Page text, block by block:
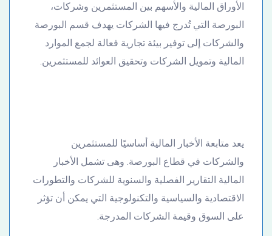
الأوراق المالية والأسهم بين المستثمرين وشركات،
البورصة التي تُدرج فيها الشركات يهدف قسم البورصة
والشركات إلى توفير بيئة تجارية فعالة لجمع الموارد
المالية وتمويل الشركات وتحقيق العوائد للمستثمرين.
يعد متابعة الأخبار المالية أساسيًا للمستثمرين
والشركات في قطاع البورصة. وهى تشمل الأخبار
المالية التقارير الفصلية والسنوية للشركات والتطورات
الاقتصادية والسياسية والتكنولوجية التي يمكن أن تؤثر
على السوق وقيمة الشركات المدرجة.